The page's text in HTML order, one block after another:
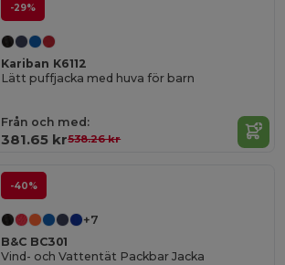
-29%
Kariban K6112
Lätt puffjacka med huva för barn
Från och med:
381.65 kr538.26 kr
-40%
+7
B&C BC301
Vind- och Vattentät Packbar Jacka